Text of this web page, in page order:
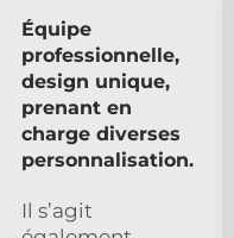
Équipe
professionnelle,
design unique,
prenant en
charge diverses
personnalisation.
Il s’agit